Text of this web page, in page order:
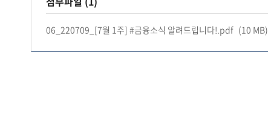
06_220709_[7월 1주] #금융소식 알려드립니다!.pdf (10 MB)